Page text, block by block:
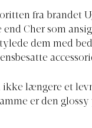
fra brandet
Cher som
dem med
længere et
er den